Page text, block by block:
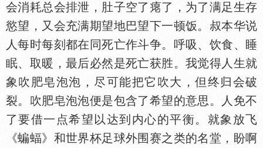
会消耗总会排泄，肚子空了瘪了，为了满足生存
慾望，又会充满期望地巴望下一顿饭。叔本华说
人每时每刻都在同死亡作斗争。呼吸、饮食、睡
眠、取暖，最后必然是死亡获胜。我觉得人生就
象吹肥皂泡泡，尽可能把它吹大，但终归会破
裂。吹肥皂泡泡便是包含了希望的意思。人免不
了要借一点希望以达到内心的平衡。就象放飞
《蝙蝠》和世界杯足球外围赛之类的名堂，盼啊